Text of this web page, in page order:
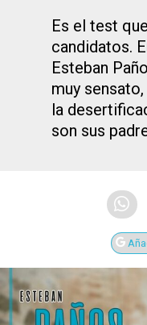
Es el test
candidatos.
Esteban
muy
la
son sus